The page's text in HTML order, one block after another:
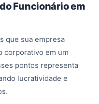
Funcionário em
que sua empresa
corporativo em um
pontos representa
lucratividade e